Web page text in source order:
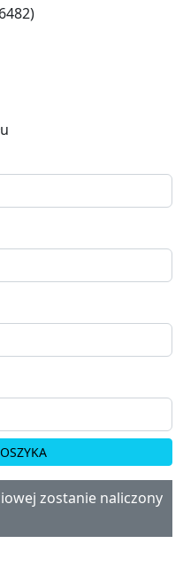
zostanie naliczony